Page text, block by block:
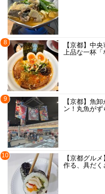
8
【京都】中
上品な一杯「
9
【京都】魚
ン！丸魚が
10
【京都グル
作る、具だく